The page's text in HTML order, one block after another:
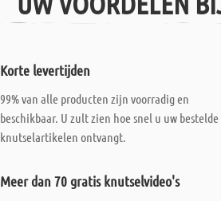
Korte levertijden
99% van alle producten zijn voorradig en
beschikbaar. U zult zien hoe snel u uw bestelde
knutselartikelen ontvangt.
Meer dan 70 gratis knutselvideo's